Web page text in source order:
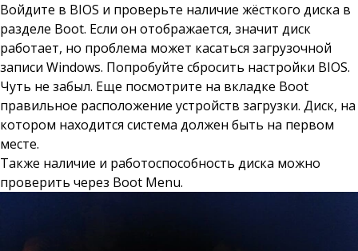
Войдите в BIOS и проверьте наличие жёсткого диска в
разделе Boot. Если он отображается, значит диск
работает, но проблема может касаться загрузочной
записи Windows. Попробуйте сбросить настройки BIOS.
Чуть не забыл. Еще посмотрите на вкладке Boot
правильное расположение устройств загрузки. Диск, на
котором находится система должен быть на первом
месте.
Также наличие и работоспособность диска можно
проверить через Boot Menu.